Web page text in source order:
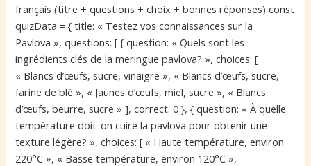
français (titre + questions + choix + bonnes réponses) const
quizData = { title: « Testez vos connaissances sur la
Pavlova », questions: [ { question: « Quels sont les
ingrédients clés de la meringue pavlova? », choices: [
« Blancs d’œufs, sucre, vinaigre », « Blancs d’œufs, sucre,
farine de blé », « Jaunes d’œufs, miel, sucre », « Blancs
d’œufs, beurre, sucre » ], correct: 0 }, { question: « À quelle
température doit-on cuire la pavlova pour obtenir une
texture légère? », choices: [ « Haute température, environ
220°C », « Basse température, environ 120°C »,